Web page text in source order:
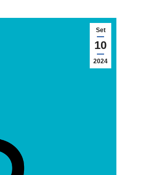
Set
10
2024